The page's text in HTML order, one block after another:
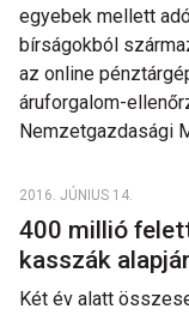
egyebek mellett
bírságokból
az online
áruforgalom-
Nemzetgazdasági
2016. JÚNIUS 14.
400 millió
kasszák
Két év alatt